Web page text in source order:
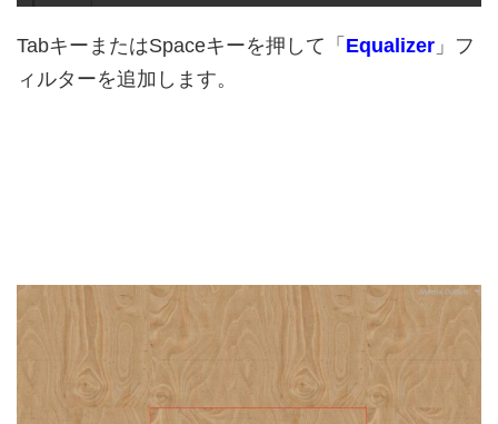
TabキーまたはSpaceキーを押して「 Equalizer 」フ
ィルターを追加します。